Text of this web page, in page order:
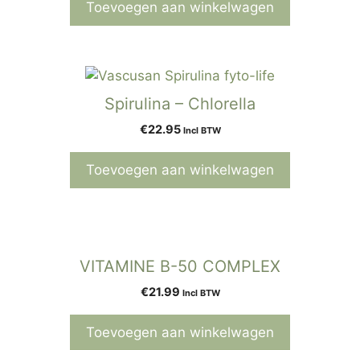
Toevoegen aan winkelwagen
Spirulina – Chlorella
€22.95 Incl BTW
Toevoegen aan winkelwagen
VITAMINE B-50 COMPLEX
€21.99 Incl BTW
Toevoegen aan winkelwagen